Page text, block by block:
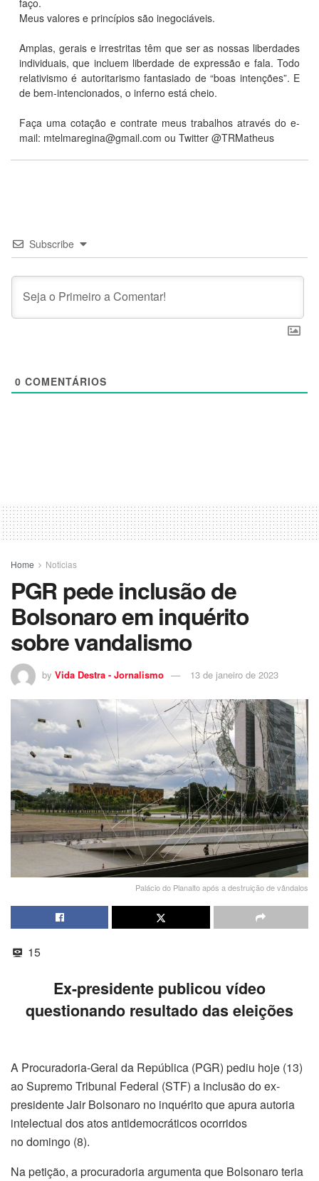
faço.
Meus valores e princípios são inegociáveis.
Amplas, gerais e irrestritas têm que ser as nossas liberdades
individuais, que incluem liberdade de expressão e fala. Todo
relativismo é autoritarismo fantasiado de “boas intenções”. E
de bem-intencionados, o inferno está cheio.
Faça uma cotação e contrate meus trabalhos através do e-
mail: mtelmaregina@gmail.com ou Twitter @TRMatheus
Subscribe
0 COMENTÁRIOS
Home Noticias
PGR pede inclusão de
Bolsonaro em inquérito
sobre vandalismo
by Vida Destra - Jornalismo 13 de janeiro de 2023
Palácio do Planalto após a destruição de vândalos
15
Ex-presidente publicou vídeo
questionando resultado das eleições
A Procuradoria-Geral da República (PGR) pediu hoje (13)
ao Supremo Tribunal Federal (STF) a inclusão do ex-
presidente Jair Bolsonaro no inquérito que apura autoria
intelectual dos atos antidemocráticos ocorridos
no domingo (8).
Na petição, a procuradoria argumenta que Bolsonaro teria